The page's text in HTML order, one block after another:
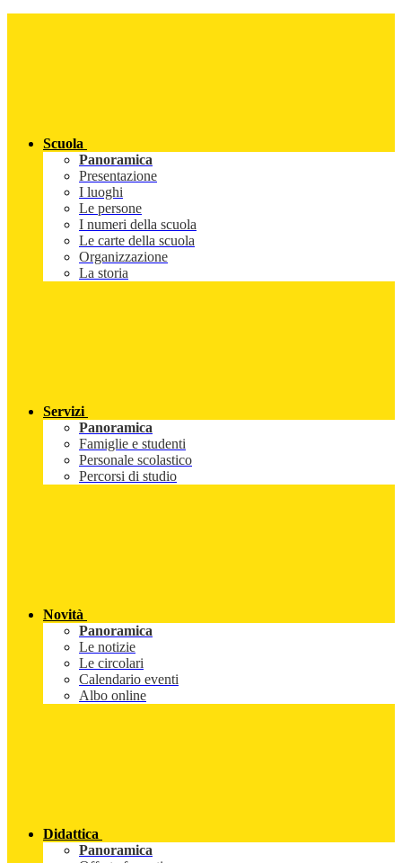
Scuola
Panoramica
Presentazione
I luoghi
Le persone
I numeri della scuola
Le carte della scuola
Organizzazione
La storia
Servizi
Panoramica
Famiglie e studenti
Personale scolastico
Percorsi di studio
Novità
Panoramica
Le notizie
Le circolari
Calendario eventi
Albo online
Didattica
Panoramica